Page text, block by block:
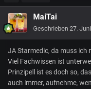
MaiTai
Geschrieben 27.
JA Starmedic, da muss ich
Viel Fachwissen ist
Prinzipell ist es doch so,
auch immer, aufnehme,